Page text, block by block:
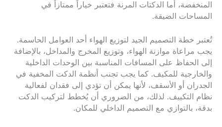
المنخفضة، أما الدكتات المرنة فتعتبر خياراً ممتازاً في
المساحات الضيقة.
تُعتبر خطة التصميم الجيد لتوزيع الهواء أحد العوامل الحاسمة.
يجب مراعاة موازنة الهواء، وتوزيع المخرج والمداخل، بالإضافة
إلى الحفاظ على المسافات المناسبة بين الوحدات الداخلية
والخارجية للمكيف. كما يجب تجنب أنظمة الدكت المخفية في
الجدران أو الأسقف، لأنها يمكن أن تؤدي إلى فقدان لفعالية
نظام التكييف. لذلك، من الضروري أن يُخطط لتركيب الدكت
بدقة، بالتوازي مع التصميم الداخلي للمكان.